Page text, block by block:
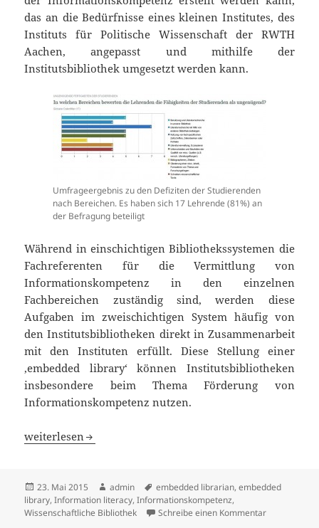
das an die Bedürfnisse eines kleinen Institutes, des
Instituts für Politische Wissenschaft der RWTH
Aachen, angepasst und mithilfe der
Institutsbibliothek umgesetzt werden kann.
Umfrageergebnis zu den Defiziten der Studierenden
nach Bereichen. Es haben sich 17 Lehrende (81%) an
der Befragung beteiligt
Während in einschichtigen Bibliothekssystemen die
Fachreferenten für die Vermittlung von
Informationskompetenz in den einzelnen
Fachbereichen zuständig sind, werden diese
Aufgaben im zweischichtigen System häufig von
den Institutsbibliotheken direkt in Zusammenarbeit
mit den Instituten erfüllt. Diese Stellung einer
‚embedded library‘ können Institutsbibliotheken
insbesondere beim Thema Förderung von
Informationskompetenz nutzen.
Informationskompetenz in der politischen Wissenschaft
weiterlesen
Veröffentlicht
am
23. Mai 2015 Autor
admin Schlagwörter
embedded librarian,embedded
library,Information literacy,Informationskompetenz,
Wissenschaftliche Bibliothek
Schreibe einen Kommentarzu